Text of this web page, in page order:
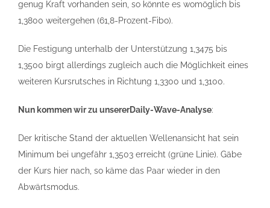
genug Kraft vorhanden sein, so könnte es womöglich bis
1,3800 weitergehen (61,8-Prozent-Fibo).
Die Festigung unterhalb der Unterstützung 1,3475 bis
1,3500 birgt allerdings zugleich auch die Möglichkeit eines
weiteren Kursrutsches in Richtung 1,3300 und 1,3100.
Nun kommen wir zu unsererDaily-Wave-Analyse:
Der kritische Stand der aktuellen Wellenansicht hat sein
Minimum bei ungefähr 1,3503 erreicht (grüne Linie). Gäbe
der Kurs hier nach, so käme das Paar wieder in den
Abwärtsmodus.